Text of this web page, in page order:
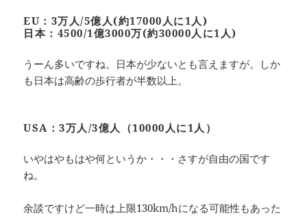
EU：3万人/5億人(約17000人に1人)
日本：4500/1億3000万(約30000人に1人)
うーん多いですね。日本が少ないとも言えますが。しか
も日本は高齢の歩行者が半数以上。
USA：3万人/3億人（10000人に1人）
いやはやもはや何というか・・・さすが自由の国です
ね。
余談ですけど一時は上限130km/hになる可能性もあった